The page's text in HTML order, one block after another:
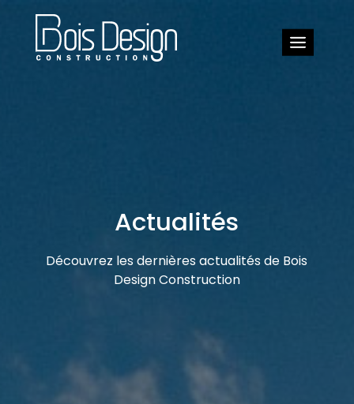
Actualités
Découvrez les dernières actualités de Bois
Design Construction